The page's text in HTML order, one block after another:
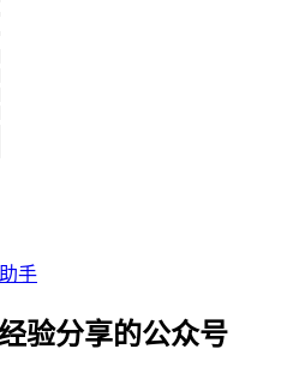
手
验分享的公众号